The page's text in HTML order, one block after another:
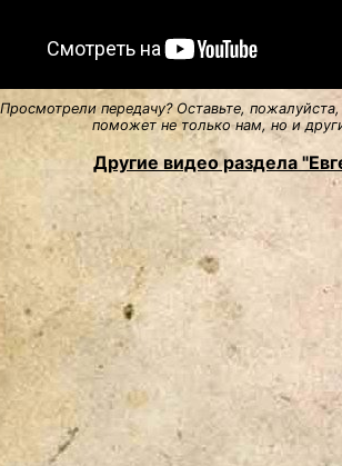
Просмотрели передачу? Оставьте,
поможет не только нам, но и
Другие видео раздела